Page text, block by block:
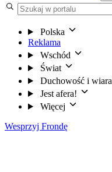
Polska
Reklama
Wschód
Świat
Duchowość i wiara
Jest afera!
Więcej
Wesprzyj Frondę